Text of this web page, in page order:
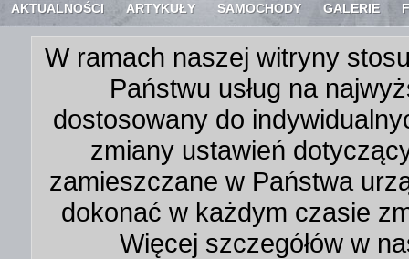
AKTUALNOŚCI ARTYKUŁY SAMOCHODY GALERIE
W ramach naszej witryny
Państwu usług na
dostosowany do
zmiany ustawień
zamieszczane w Państwa
dokonać w każdym czasie
Więcej szczegółów w